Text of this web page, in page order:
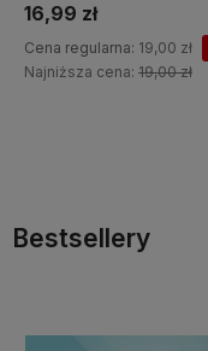
16,99 zł
Cena regularna: 19,00 zł
Najniższa cena: 19,00 zł
Bestsellery